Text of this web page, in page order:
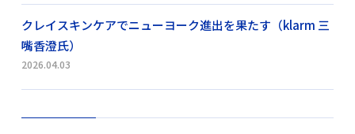
クレイスキンケアでニューヨーク進出を果たす（klarm 三
嘴香澄氏）
2026.04.03